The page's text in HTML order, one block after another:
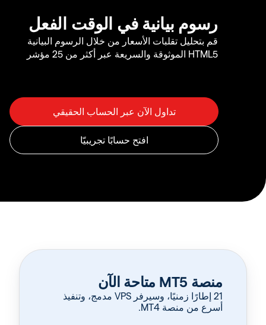
رسوم بيانية في الوقت الفعل
قم بتحليل تقلبات الأسعار من خلال الرسوم البيانية
HTML5 الموثوقة والسريعة عبر أكثر من 25 مؤشر
منصة MT5 متاحة الآن
‏21 إطارًا زمنيًا، وسيرفر VPS مدمج، وتنفيذ
أسرع من منصة MT4.